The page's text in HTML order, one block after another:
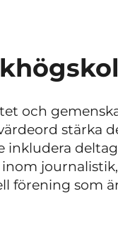
och
stärka
inkludera
förening som